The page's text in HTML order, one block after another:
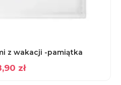
z wakacji -pamiątka
zł